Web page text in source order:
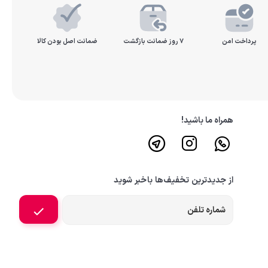
پرداخت امن ۷ روز ضمانت بازگشت ضمانت اصل بودن کالا
همراه ما باشید!
از جدیدترین تخفیف‌ها باخبر شوید